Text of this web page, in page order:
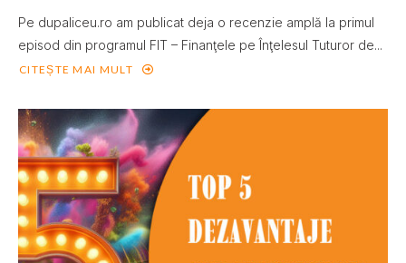
Pe dupaliceu.ro am publicat deja o recenzie amplă la primul
episod din programul FIT – Finanţele pe Înţelesul Tuturor de...
CITEȘTE MAI MULT